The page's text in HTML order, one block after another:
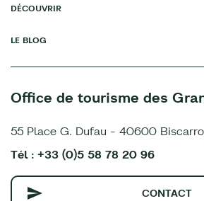
DÉCOUVRIR
LE BLOG
Office de tourisme des
55 Place G. Dufau - 40600
Tél : +33 (0)5 58 78 20 96
CONTACT